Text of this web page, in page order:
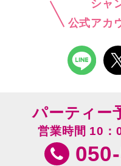
シャ
公式アカ
パーティー
営業時間 10：